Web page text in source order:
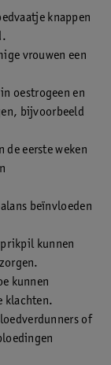
knappen
vrouwen een
oestrogeen en
bijvoorbeeld
de eerste weken
beïnvloeden
kunnen
kunnen
klachten.
of